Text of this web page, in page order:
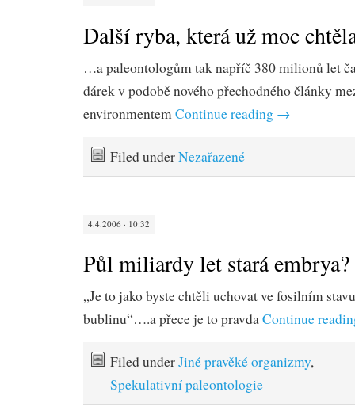
Další ryba, která už moc
…a paleontologům tak napříč 380 milionů let
dárek v podobě nového přechodného články
environmentemContinue reading →
Filed underNezařazené
4.4.2006 · 10:32
Půl miliardy let stará embrya?
„Je to jako byste chtěli uchovat ve fosilním
bublinu“….a přece je to pravda Continue
Filed underJiné pravěké organizmy,
Spekulativní paleontologie